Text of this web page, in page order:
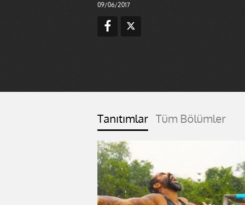
09/06/2017
Tanıtımlar Tüm Bölümler